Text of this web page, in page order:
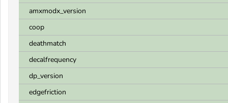
amxmodx_version
coop
deathmatch
decalfrequency
dp_version
edgefriction